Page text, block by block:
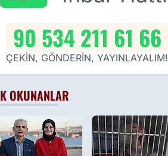
90 534 211 61 66
ÇEKİN, GÖNDERİN, YAYINLAYALIM!
OKUNANLAR